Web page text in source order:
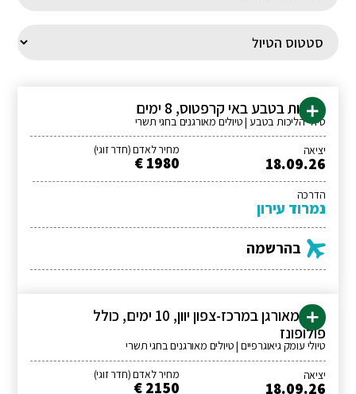
הליכות בטבע באי קרפטוס, 8 ימים
טיולי הליכות בטבע | טיולים מאורגנים בחגי תשרי
יציאה
18.09.26
מחיר לאדם (חדר זוגי)
1980 €
הדרכה
נמרוד עירון
בהרשמה
טיול מאורגן במרכז-צפון יוון, 10 ימים, כולל
פולופונז
טיולי עומק גיאוגרפיים | טיולים מאורגנים בחגי תשרי
יציאה
18.09.26
מחיר לאדם (חדר זוגי)
2150 €